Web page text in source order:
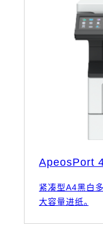
ApeosPort
紧凑型A4黑白
大容量进纸。